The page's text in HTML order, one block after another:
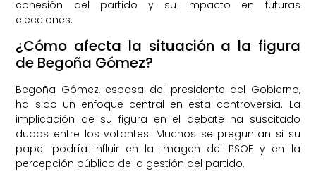
cohesión del partido y su impacto en futuras
elecciones.
¿Cómo afecta la situación a la figura
de Begoña Gómez?
Begoña Gómez, esposa del presidente del Gobierno,
ha sido un enfoque central en esta controversia. La
implicación de su figura en el debate ha suscitado
dudas entre los votantes. Muchos se preguntan si su
papel podría influir en la imagen del PSOE y en la
percepción pública de la gestión del partido.